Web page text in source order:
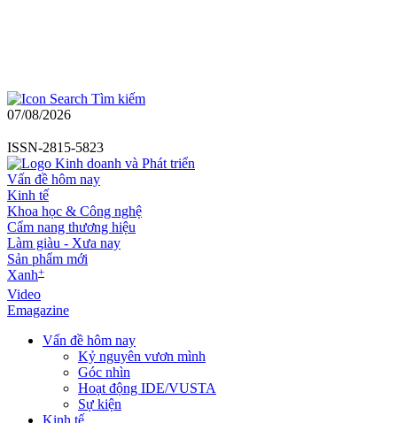
Tìm kiếm
07/08/2026
ISSN-2815-5823
Vấn đề hôm nay
Kinh tế
Khoa học & Công nghệ
Cẩm nang thương hiệu
Làm giàu - Xưa nay
Sản phẩm mới
Xanh+
Video
Emagazine
Vấn đề hôm nay
Kỷ nguyên vươn mình
Góc nhìn
Hoạt động IDE/VUSTA
Sự kiện